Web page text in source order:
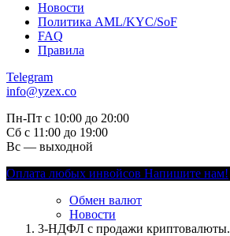
Новости
Политика AML/KYC/SoF
FAQ
Правила
Telegram
info@yzex.co
Пн-Пт с 10:00 до 20:00
Сб с 11:00 до 19:00
Вс — выходной
Оплата любых инвойсов Напишите нам!
Обмен валют
Новости
3-НДФЛ с продажи криптовалюты.